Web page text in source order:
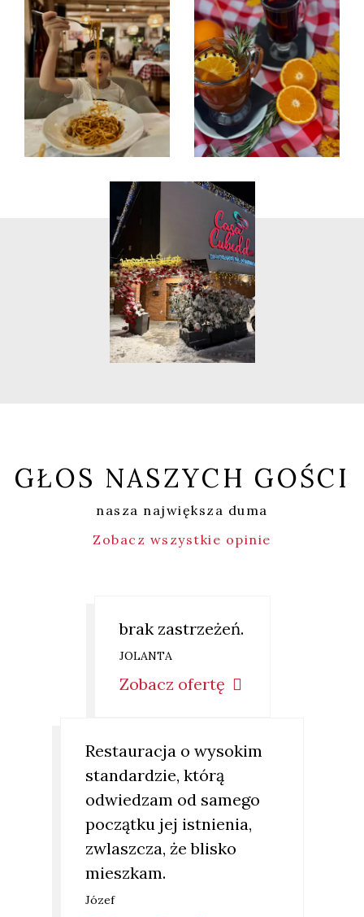
GŁOS NASZYCH GOŚCI
nasza największa duma
Zobacz wszystkie opinie
brak zastrzeżeń.
JOLANTA
Zobacz ofertę
Restauracja o wysokim
standardzie, którą
odwiedzam od samego
początku jej istnienia,
zwlaszcza, że blisko
mieszkam.
Józef